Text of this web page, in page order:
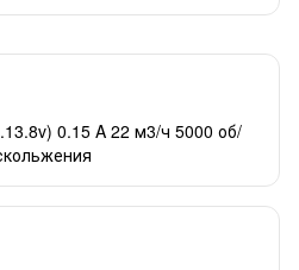
0.15 A 22 м3/ч 5000 об/